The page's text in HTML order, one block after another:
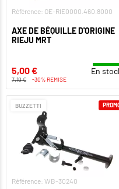
Référence: OE-RIE0000.460.8000
AXE DE BÉQUILLE D'ORIGINE
RIEJU MRT
5,00 € En
7,10 € -30% REMISE
BUZZETTI
Référence: WB-30240